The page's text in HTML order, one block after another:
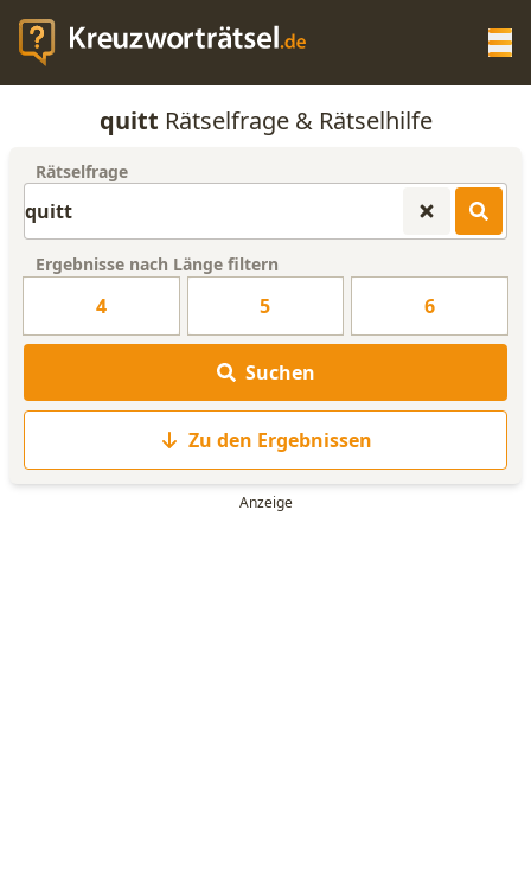
KREUZWORTRÄTSEL-HILFE
WORTLISTE
quitt Rätselfrage & Rätselhilfe
Rätselfrage
Ergebnisse nach Länge filtern
4 5 6
Suchen
Zu den Ergebnissen